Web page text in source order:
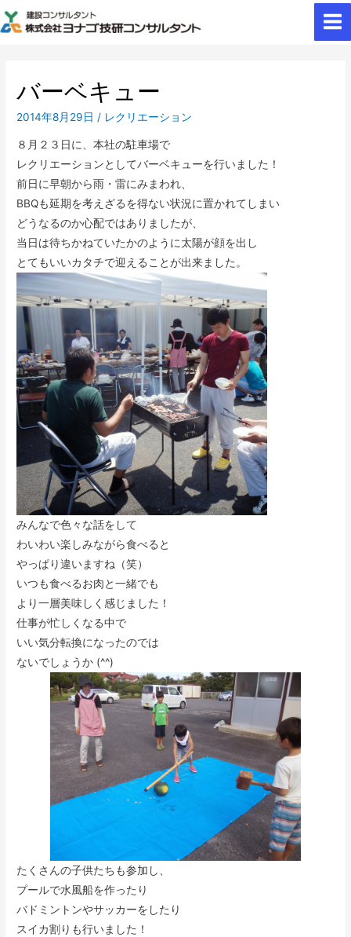
バーベキュー
2014年8月29日 / レクリエーション
８月２３日に、本社の駐車場で
レクリエーションとしてバーベキューを行いました！
前日に早朝から雨・雷にみまわれ、
BBQも延期を考えざるを得ない状況に置かれてしまい
どうなるのか心配ではありましたが、
当日は待ちかねていたかのように太陽が顔を出し
とてもいいカタチで迎えることが出来ました。
みんなで色々な話をして
わいわい楽しみながら食べると
やっぱり違いますね（笑）
いつも食べるお肉と一緒でも
より一層美味しく感じました！
仕事が忙しくなる中で
いい気分転換になったのでは
ないでしょうか (^^)
たくさんの子供たちも参加し、
プールで水風船を作ったり
バドミントンやサッカーをしたり
スイカ割りも行いました！